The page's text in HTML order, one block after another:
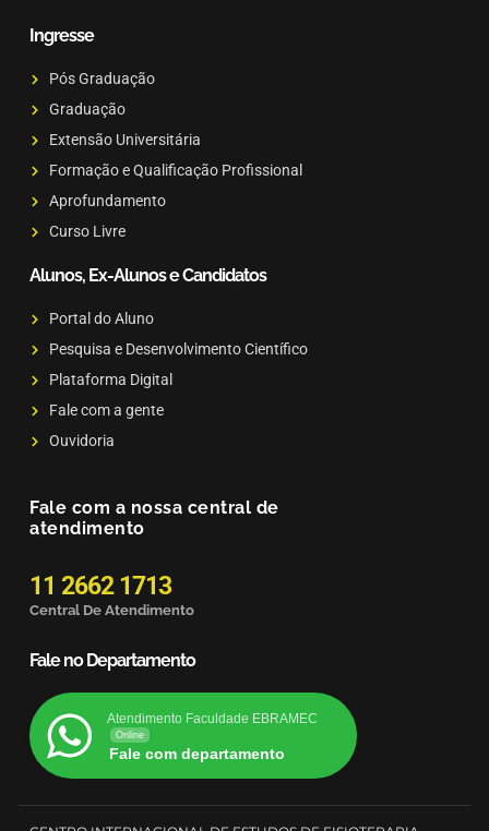
Ingresse
Pós Graduação
Graduação
Extensão Universitária
Formação e Qualificação Profissional
Aprofundamento
Curso Livre
Alunos, Ex-Alunos e Candidatos
Portal do Aluno
Pesquisa e Desenvolvimento Científico
Plataforma Digital
Fale com a gente
Ouvidoria
Fale com a nossa central de
atendimento
11 2662 1713
Central De Atendimento
Fale no Departamento
Atendimento Faculdade EBRAMEC
Online
Fale com departamento